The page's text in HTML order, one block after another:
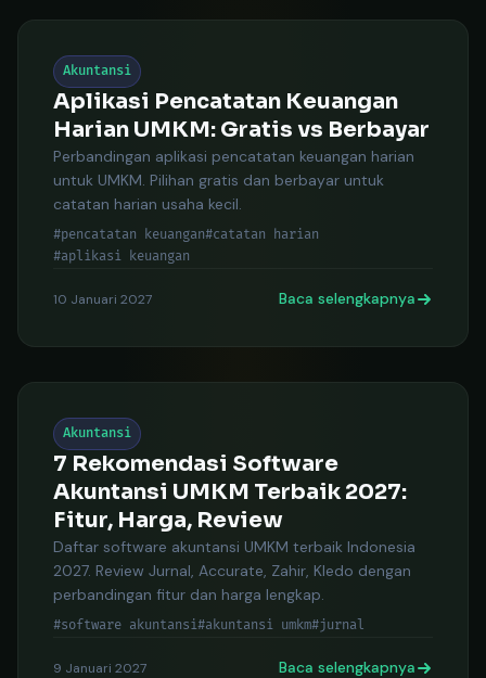
Akuntansi
Aplikasi Pencatatan Keuangan
Harian UMKM: Gratis vs Berbayar
Perbandingan aplikasi pencatatan keuangan harian
untuk UMKM. Pilihan gratis dan berbayar untuk
catatan harian usaha kecil.
#pencatatan keuangan#catatan harian
#aplikasi keuangan
10 Januari 2027 Baca selengkapnya
Akuntansi
7 Rekomendasi Software
Akuntansi UMKM Terbaik 2027:
Fitur, Harga, Review
Daftar software akuntansi UMKM terbaik Indonesia
2027. Review Jurnal, Accurate, Zahir, Kledo dengan
perbandingan fitur dan harga lengkap.
#software akuntansi#akuntansi umkm#jurnal
9 Januari 2027 Baca selengkapnya